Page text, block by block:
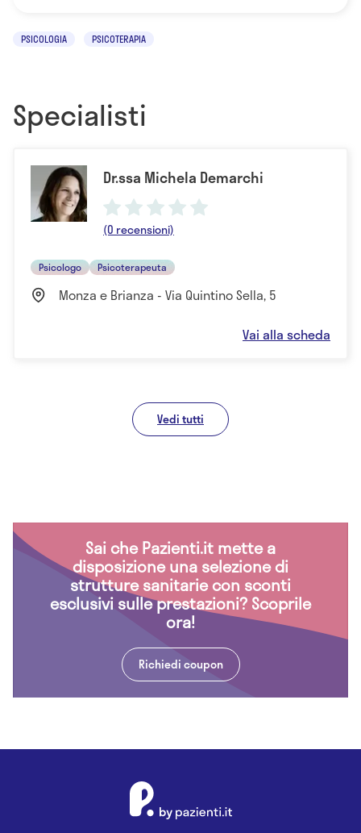
PSICOLOGIA PSICOTERAPIA
Specialisti
Dr.ssa Michela Demarchi
(0 recensioni)
Psicologo Psicoterapeuta
Monza e Brianza - Via Quintino Sella, 5
Vai alla scheda
Vedi tutti
Sai che Pazienti.it mette a
disposizione una selezione di
strutture sanitarie con sconti
esclusivi sulle prestazioni? Scoprile
ora!
Richiedi coupon